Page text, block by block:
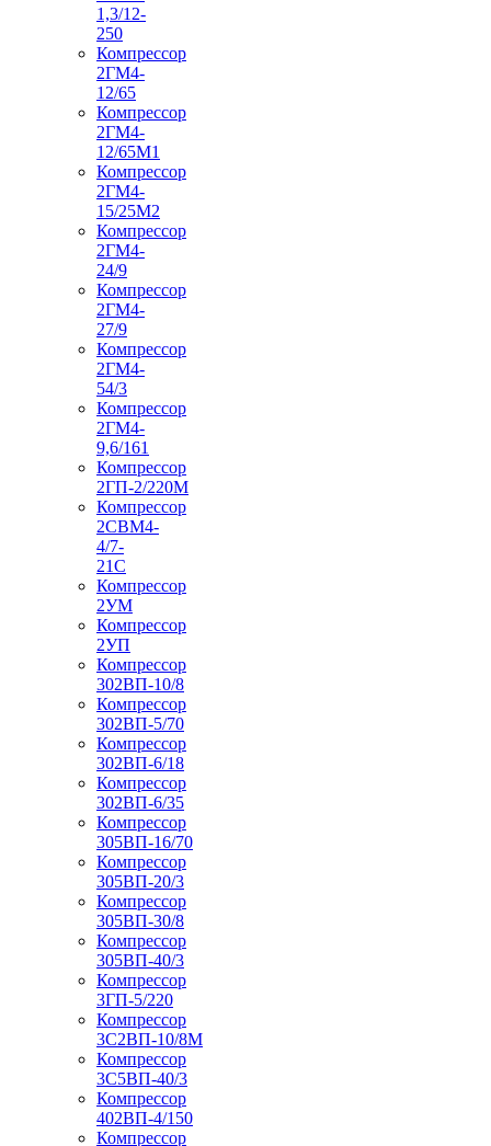
1,3/12-
250
Компрессор
2ГМ4-
12/65
Компрессор
2ГМ4-
12/65М1
Компрессор
2ГМ4-
15/25М2
Компрессор
2ГМ4-
24/9
Компрессор
2ГМ4-
27/9
Компрессор
2ГМ4-
54/3
Компрессор
2ГМ4-
9,6/161
Компрессор
2ГП-2/220М
Компрессор
2СВМ4-
4/7-
21С
Компрессор
2УМ
Компрессор
2УП
Компрессор
302ВП-10/8
Компрессор
302ВП-5/70
Компрессор
302ВП-6/18
Компрессор
302ВП-6/35
Компрессор
305ВП-16/70
Компрессор
305ВП-20/3
Компрессор
305ВП-30/8
Компрессор
305ВП-40/3
Компрессор
3ГП-5/220
Компрессор
3С2ВП-10/8М
Компрессор
3С5ВП-40/3
Компрессор
402ВП-4/150
Компрессор